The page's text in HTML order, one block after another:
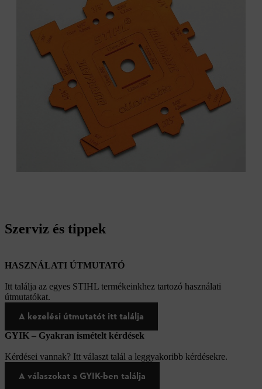
Szerviz és tippek
HASZNÁLATI ÚTMUTATÓ
Itt találja az egyes STIHL termékeinkhez tartozó használati
útmutatókat.
A kezelési útmutatót itt találja
GYIK – Gyakran ismételt kérdések
Kérdései vannak? Itt választ talál a leggyakoribb kérdésekre.
A válaszokat a GYIK-ben találja